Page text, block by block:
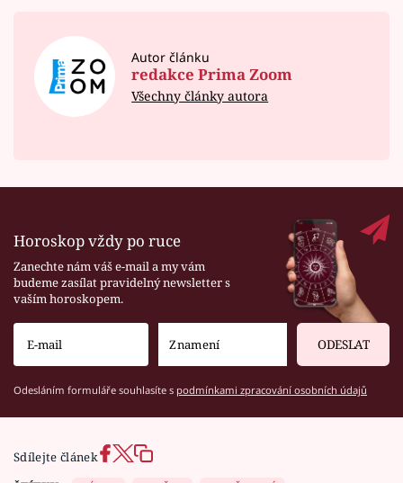
Autor článku
redakce Prima Zoom
Všechny články autora
Horoskop vždy po ruce
Zanechte nám váš e-mail a my vám
budeme zasílat pravidelný newsletter s
vaším horoskopem.
ODESLAT
Odesláním formuláře souhlasíte s podmínkami zpracování osobních údajů
Sdílejte článek